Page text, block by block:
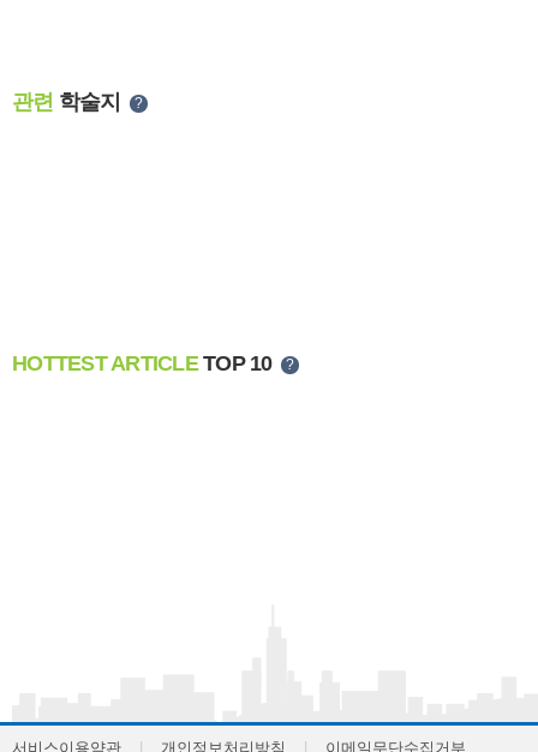
관련 학술지 ?
HOTTEST ARTICLETOP 10 ?
서비스이용약관 개인정보처리방침 이메일무단수집거부